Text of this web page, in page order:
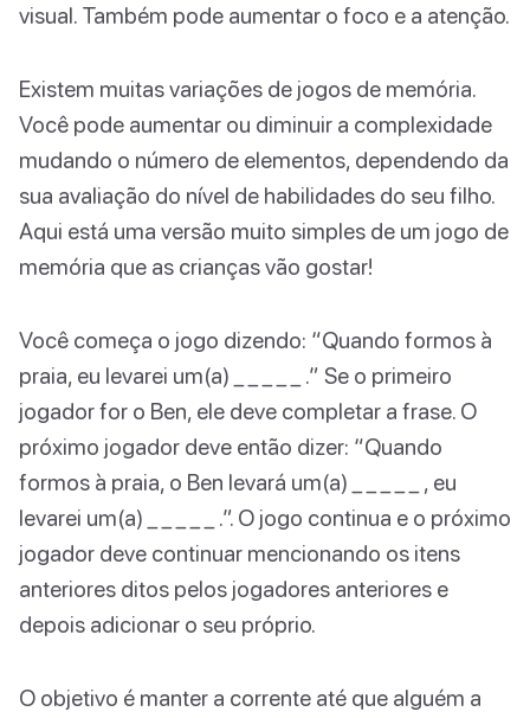
visual. Também pode aumentar o foco e a atenção.
Existem muitas variações de jogos de memória.
Você pode aumentar ou diminuir a complexidade
mudando o número de elementos, dependendo da
sua avaliação do nível de habilidades do seu filho.
Aqui está uma versão muito simples de um jogo de
memória que as crianças vão gostar!
Você começa o jogo dizendo: “Quando formos à
praia, eu levarei um(a) _ _ _ _ _ .” Se o primeiro
jogador for o Ben, ele deve completar a frase. O
próximo jogador deve então dizer: “Quando
formos à praia, o Ben levará um(a) _ _ _ _ _ , eu
levarei um(a) _ _ _ _ _ .”. O jogo continua e o próximo
jogador deve continuar mencionando os itens
anteriores ditos pelos jogadores anteriores e
depois adicionar o seu próprio.
O objetivo é manter a corrente até que alguém a